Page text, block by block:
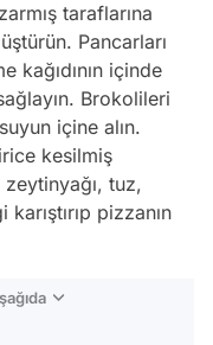
taraflarına
Pancarları
kağıdının içinde
Brokolileri
içine alın.
kesilmiş
tuz,
pizzanın